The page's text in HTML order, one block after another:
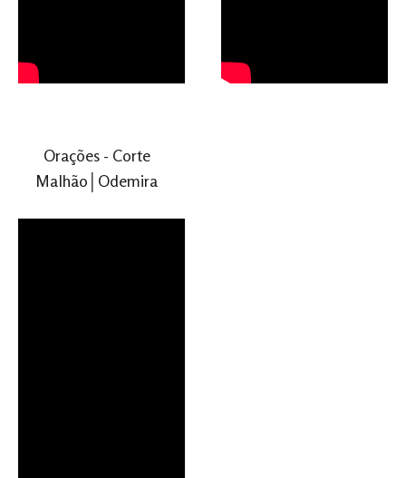
Orações - Corte
Malhão│Odemira